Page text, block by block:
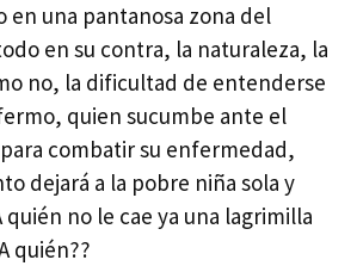
en una pantanosa zona del
en su contra, la naturaleza, la
no, la dificultad de entenderse
quien sucumbe ante el
combatir su enfermedad,
dejará a la pobre niña sola y
quién no le cae ya una lagrimilla
quién??